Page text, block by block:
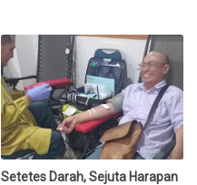
Setetes Darah, Sejuta Harapan